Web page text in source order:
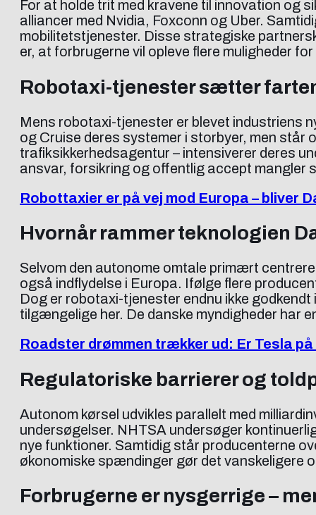
For at holde trit med kravene til innovation og
alliancer med Nvidia, Foxconn og Uber.
mobilitetstjenester. Disse strategiske
er, at forbrugerne vil opleve flere muligheder
Robotaxi-tjenester sætter
Mens robotaxi-tjenester er blevet industriens
og Cruise deres systemer i storbyer, men står
trafiksikkerhedsagentur – intensiverer deres
ansvar, forsikring og offentlig accept mangler
Robottaxier er på vej mod Europa – bliver
Hvornår rammer teknologien
Selvom den autonome omtale primært
også indflydelse i Europa. Ifølge flere
Dog er robotaxi-tjenester endnu ikke
tilgængelige her. De danske myndigheder har
Roadster drømmen trækker ud: Er Tesla
Regulatoriske barrierer og
Autonom kørsel udvikles parallelt med
undersøgelser. NHTSA undersøger
nye funktioner. Samtidig står producenterne
økonomiske spændinger gør det vanskeligere
Forbrugerne er nysgerrige –